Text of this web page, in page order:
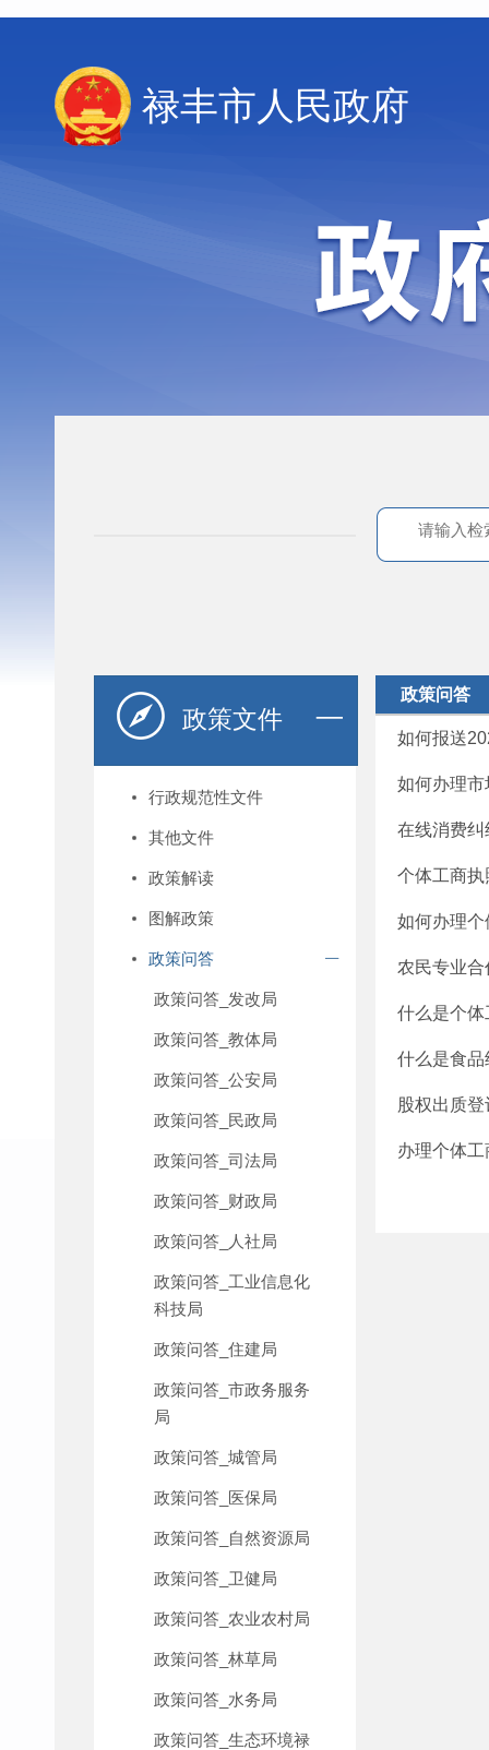
禄丰市人民政府
政策文件
行政规范性文件
其他文件
政策解读
图解政策
政策问答
政策问答_发改局
政策问答_教体局
政策问答_公安局
政策问答_民政局
政策问答_司法局
政策问答_财政局
政策问答_人社局
政策问答_工业信息化
科技局
政策问答_住建局
政策问答_市政务服务
局
政策问答_城管局
政策问答_医保局
政策问答_自然资源局
政策问答_卫健局
政策问答_农业农村局
政策问答_林草局
政策问答_水务局
政策问答_生态环境禄
政策问答
如何报送
如何办理
在线消费纠
个体工商
如何办理
农民专业
什么是个
什么是食
股权出质
办理个体